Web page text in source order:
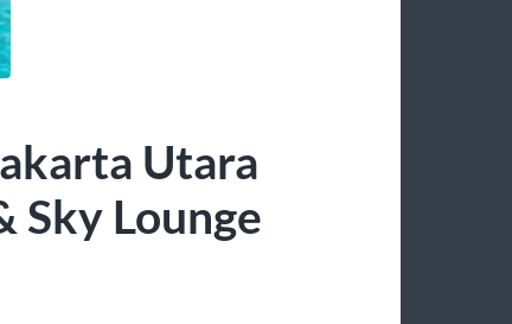
Utara
Sky Lounge